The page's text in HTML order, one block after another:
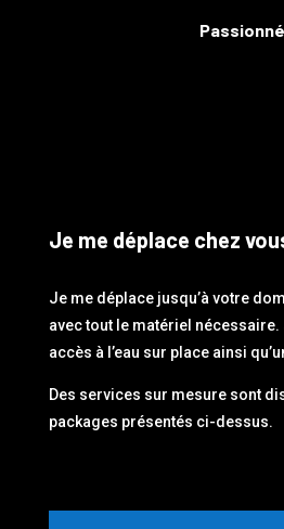
Passionné
Je me déplace chez
Je me déplace jusqu’à votre
avec tout le matériel nécessaire.
accès à l’eau sur place ainsi
Des services sur mesure sont
packages présentés ci-dessus.